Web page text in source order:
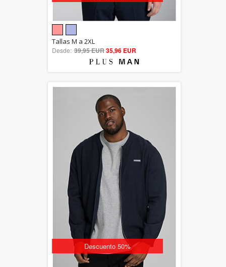
out of 5
Tallas M a 2XL
Desde: 39,95 EUR35,96 EUR
Descuento 50%